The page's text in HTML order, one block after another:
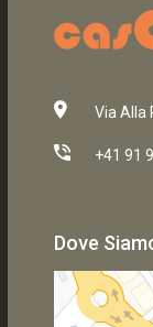
Via Alla
+41 91
Dove